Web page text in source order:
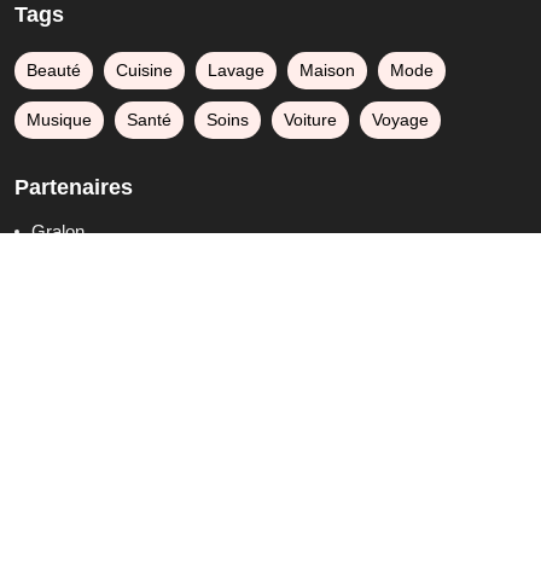
Tags
Beauté Cuisine Lavage Maison Mode
Musique Santé Soins Voiture Voyage
Partenaires
Gralon